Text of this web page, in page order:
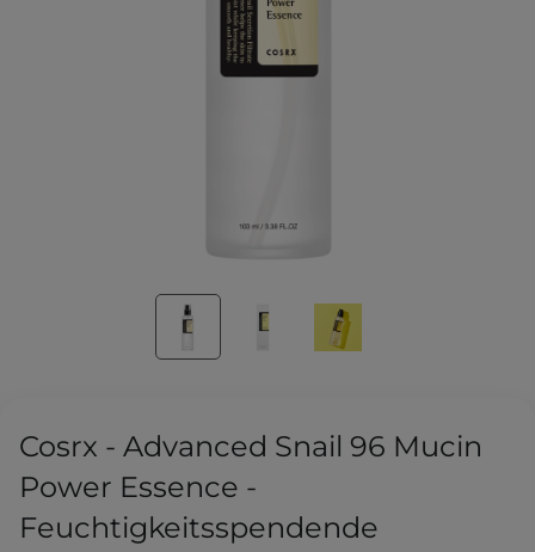
Cosrx - Advanced Snail 96 Mucin
Power Essence -
Feuchtigkeitsspendende